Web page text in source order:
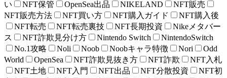
い
NFT保管 OpenSea出品 NIKELAND
NFT販売
NFT販売方法
NFT買い方 NFT購入ガイド
NFT購入後
NFT転売
NFT転売裏技 NFT長期投資
Nikeメタバー
ス
NFT詐欺見分け方 Nintendo Switch
NintendoSwitch
No.1攻略
Noli Noob Noobキャラ特徴 Nori
Odd
World
OpenSea NFT詐欺見抜き方 NFT詐欺
NFT入札
NFT土地
NFT入門 NFT出品 NFT分散投資
NFT初